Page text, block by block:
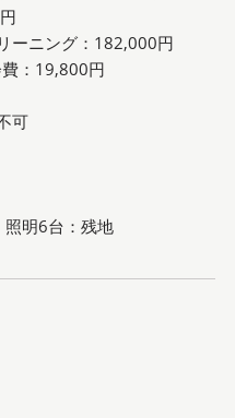
ーニング：182,000円
：19,800円
可
照明6台：残地